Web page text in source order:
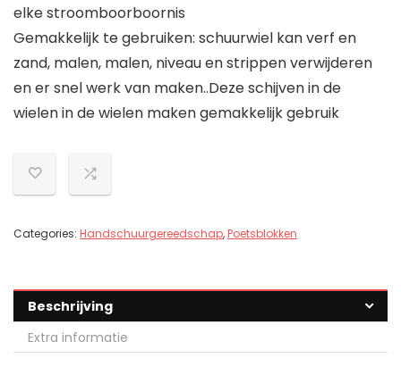
elke stroomboorboornis
Gemakkelijk te gebruiken: schuurwiel kan verf en
zand, malen, malen, niveau en strippen verwijderen
en er snel werk van maken..Deze schijven in de
wielen in de wielen maken gemakkelijk gebruik
Categories: Handschuurgereedschap,Poetsblokken
Beschrijving
Extra informatie